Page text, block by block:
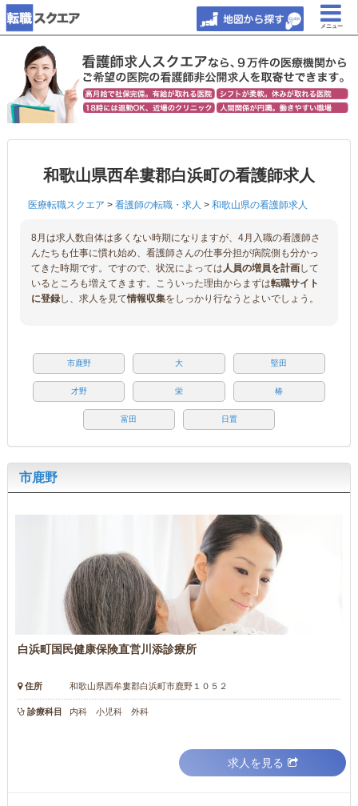
メニュー
和歌山県西牟婁郡白浜町の看護師求人
医療転職スクエア > 看護師の転職・求人 > 和歌山県の看護師求人
8月は求人数自体は多くない時期になりますが、4月入職の看護師さ
んたちも仕事に慣れ始め、看護師さんの仕事分担が病院側も分かっ
てきた時期です。ですので、状況によっては人員の増員を計画して
いるところも増えてきます。こういった理由からまずは転職サイト
に登録し、求人を見て情報収集をしっかり行なうとよいでしょう。
市鹿野 大 堅田
才野 栄 椿
富田 日置
市鹿野
白浜町国民健康保険直営川添診療所
住所 和歌山県西牟婁郡白浜町市鹿野１０５２
診療科目 内科 小児科 外科
求人を見る